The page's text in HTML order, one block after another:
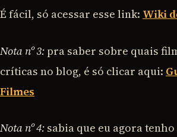
É fácil, só acessar esse link: Wiki
Nota nº 3: pra saber sobre quais
críticas no blog, é só clicar aqui:
Filmes
Nota nº 4: sabia que eu agora